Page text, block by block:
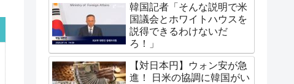
韓国記者「そんな説明で米
国議会とホワイトハウスを
説得できるわけないだ
ろ！」
【対日本円】ウォン安が急
進！ 日米の協調に韓国がい